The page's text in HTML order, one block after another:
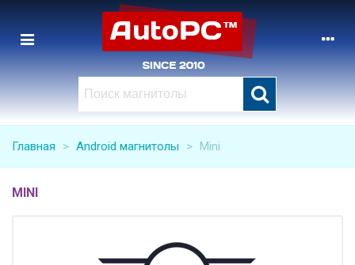
Главная > Android магнитолы > Mini
MINI